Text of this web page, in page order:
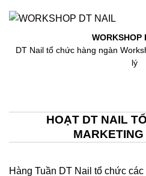
WORKSHOP
DT Nail tổ chức hàng ngàn
lý
HOẠT DT NAIL
Hàng Tuần DT Nail tổ chức